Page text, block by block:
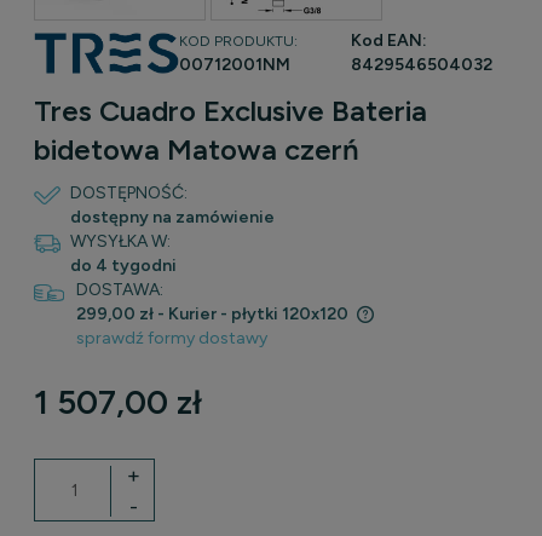
KOD PRODUKTU:
00712001NM
Kod EAN:
8429546504032
Tres Cuadro Exclusive Bateria
bidetowa Matowa czerń
DOSTĘPNOŚĆ:
dostępny na zamówienie
WYSYŁKA W:
do 4 tygodni
DOSTAWA:
299,00 zł - Kurier - płytki 120x120
Cena nie zawiera ewentualnych kosztów płatności
sprawdź formy dostawy
1 507,00 zł
-
+